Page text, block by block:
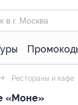
Рестораны и кафе
«Моне»